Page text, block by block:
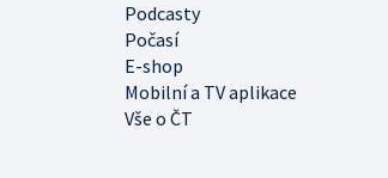
Podcasty
Počasí
E-shop
Mobilní a TV aplikace
Vše o ČT